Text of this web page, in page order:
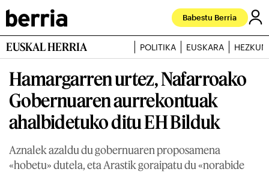
Babestu Berria
EUSKAL HERRIA POLITIKA EUSKARA
Hamargarren urtez, Nafarroako
Gobernuaren aurrekontuak
ahalbidetuko ditu EH Bilduk
Aznalek azaldu du gobernuaren proposamena
«hobetu» dutela, eta Arastik goraipatu du «norabide